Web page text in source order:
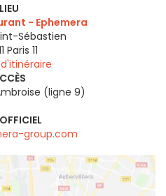
LIEU
- Ephemera
Sébastien
Paris 11
(ligne 9)
group.com